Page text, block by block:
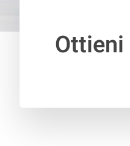
Ottieni